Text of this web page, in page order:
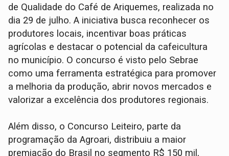
de Qualidade do Café de Ariquemes, realizada no
dia 29 de julho. A iniciativa busca reconhecer os
produtores locais, incentivar boas práticas
agrícolas e destacar o potencial da cafeicultura
no município. O concurso é visto pelo Sebrae
como uma ferramenta estratégica para promover
a melhoria da produção, abrir novos mercados e
valorizar a excelência dos produtores regionais.
Além disso, o Concurso Leiteiro, parte da
programação da Agroari, distribuiu a maior
premiação do Brasil no segmento R$ 150 mil,